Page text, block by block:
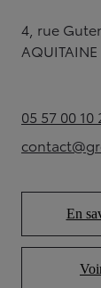
4, rue
AQUITAINE
05 57 00 10
En